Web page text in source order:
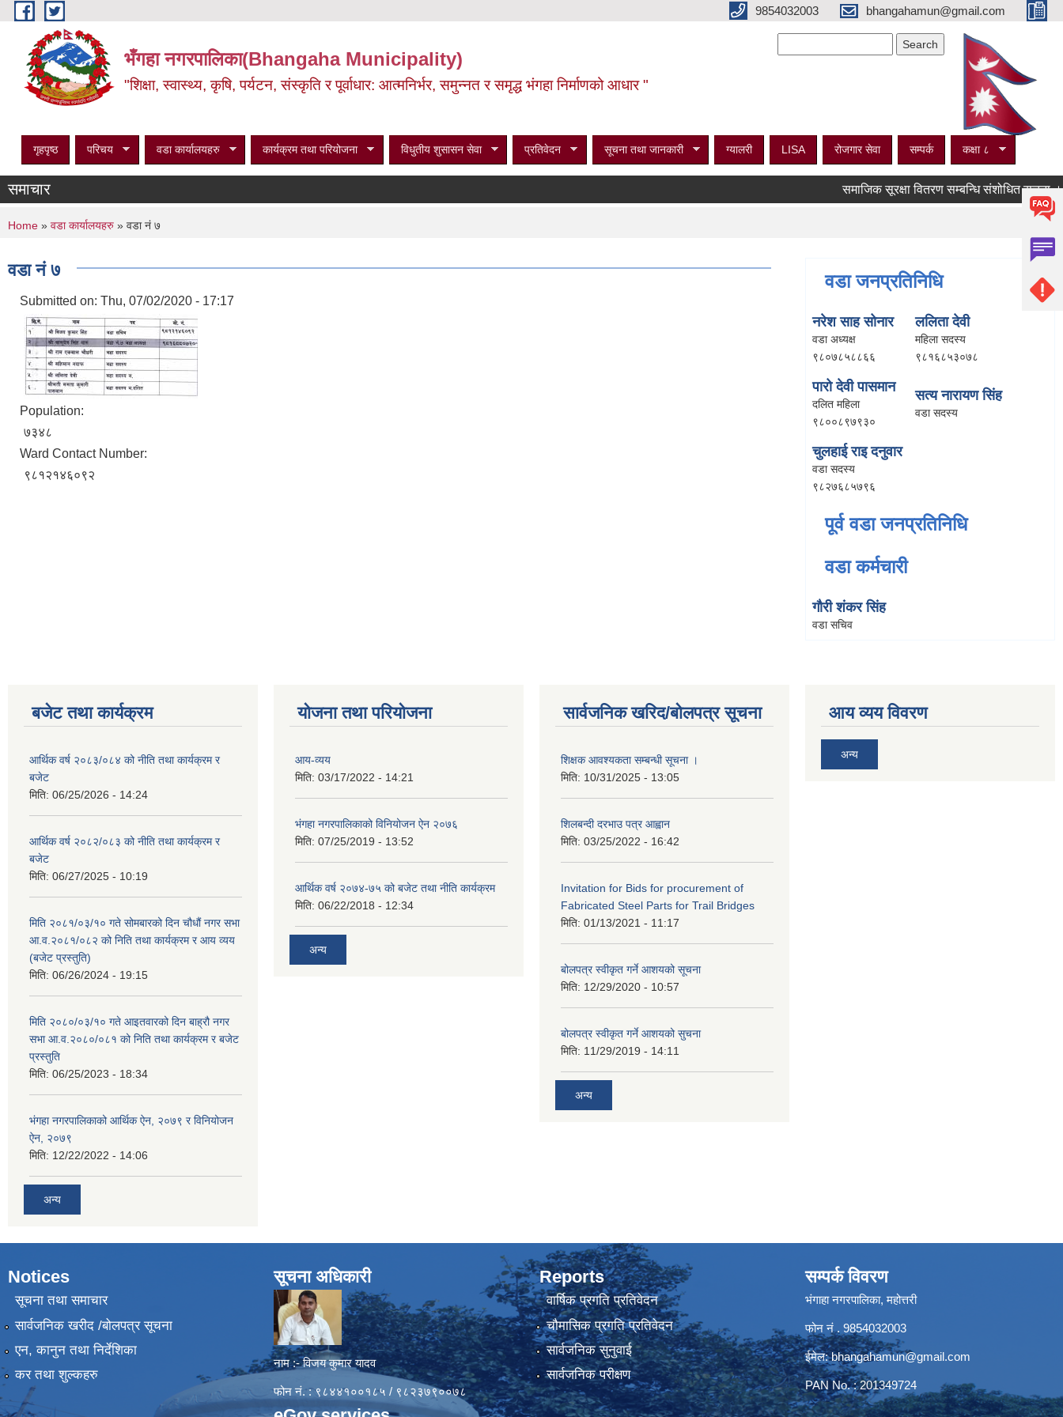
Skip to main content 9854032003 bhangahamun@gmail.com
भँगहा नगरपालिका(Bhangaha Municipality)
"शिक्षा, स्वास्थ्य, कृषि, पर्यटन, संस्कृति र पूर्वाधार: आत्मनिर्भर, समुन्नत र समृद्ध भंगहा निर्माणको आधार "
गृहपृष्ठ परिचय वडा कार्यालयहरु कार्यक्रम तथा परियोजना विधुतीय शुसासन सेवा प्रतिवेदन सूचना तथा जानकारी ग्यालरी LISA रोजगार सेवा सम्पर्क कक्षा ८
समाचार समाजिक सूरक्षा वितरण सम्बन्धि संशोधित सूचना ।
You are here
Home » वडा कार्यालयहरु » वडा नं ७
वडा नं ७
Submitted on: Thu, 07/02/2020 - 17:17
Population:
७३४८
Ward Contact Number:
९८१२१४६०९२
वडा जनप्रतिनिधि
नरेश साह सोनार
वडा अध्यक्ष
९८०७८५८८६६
ललिता देवी
महिला सदस्य
९८१६८५३०७८
पारो देवी पासमान
दलित महिला
९८००८९७९३०
सत्य नारायण सिंह
वडा सदस्य
चुलहाई राइ दनुवार
वडा सदस्य
९८२७६८५७९६
पूर्व वडा जनप्रतिनिधि
वडा कर्मचारी
गौरी शंकर सिंह
वडा सचिव
बजेट तथा कार्यक्रम
आर्थिक वर्ष २०८३/०८४ को नीति तथा कार्यक्रम र
बजेट
मिति: 06/25/2026 - 14:24
आर्थिक वर्ष २०८२/०८३ को नीति तथा कार्यक्रम र
बजेट
मिति: 06/27/2025 - 10:19
मिति २०८१/०३/१० गते सोमबारको दिन चौधौं नगर सभा
आ.व.२०८१/०८२ को निति तथा कार्यक्रम र आय व्यय
(बजेट प्रस्तुति)
मिति: 06/26/2024 - 19:15
मिति २०८०/०३/१० गते आइतवारको दिन बाह्रौ नगर
सभा आ.व.२०८०/०८१ को निति तथा कार्यक्रम र बजेट
प्रस्तुति
मिति: 06/25/2023 - 18:34
भंगहा नगरपालिकाको आर्थिक ऐन, २०७९ र विनियोजन
ऐन, २०७९
मिति: 12/22/2022 - 14:06
अन्य
योजना तथा परियोजना
आय-व्यय
मिति: 03/17/2022 - 14:21
भंगहा नगरपालिकाको विनियोजन ऐन २०७६
मिति: 07/25/2019 - 13:52
आर्थिक वर्ष २०७४-७५ को बजेट तथा नीति कार्यक्रम
मिति: 06/22/2018 - 12:34
अन्य
सार्वजनिक खरिद/बोलपत्र सूचना
शिक्षक आवश्यकता सम्बन्धी सूचना ।
मिति: 10/31/2025 - 13:05
शिलबन्दी दरभाउ पत्र आह्वान
मिति: 03/25/2022 - 16:42
Invitation for Bids for procurement of
Fabricated Steel Parts for Trail Bridges
मिति: 01/13/2021 - 11:17
बोलपत्र स्वीकृत गर्ने आशयको सूचना
मिति: 12/29/2020 - 10:57
बोलपत्र स्वीकृत गर्ने आशयको सुचना
मिति: 11/29/2019 - 14:11
अन्य
आय व्यय विवरण
अन्य
Notices
सूचना तथा समाचार
सार्वजनिक खरीद /बोलपत्र सूचना
एन, कानुन तथा निर्देशिका
कर तथा शुल्कहरु
सूचना अधिकारी
नाम :- विजय कुमार यादव
फोन नं. : ९८४४१००१८५ / ९८२३७९००७८
Reports
वार्षिक प्रगति प्रतिवेदन
चौमासिक प्रगति प्रतिवेदन
सार्वजनिक सुनुवाई
सार्वजनिक परीक्षण
सम्पर्क विवरण
भंगाहा नगरपालिका, महोत्तरी
फोन नं . 9854032003
ईमेल:bhangahamun@gmail.com
PAN No. : 201349724